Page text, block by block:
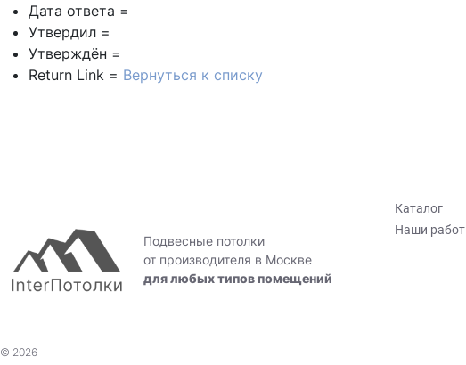
Дата ответа =
Утвердил =
Утверждён =
Return Link = Вернуться к списку
Подвесные потолки
от производителя в Москве
для любых типов помещений
Каталог
Наши
© 2026